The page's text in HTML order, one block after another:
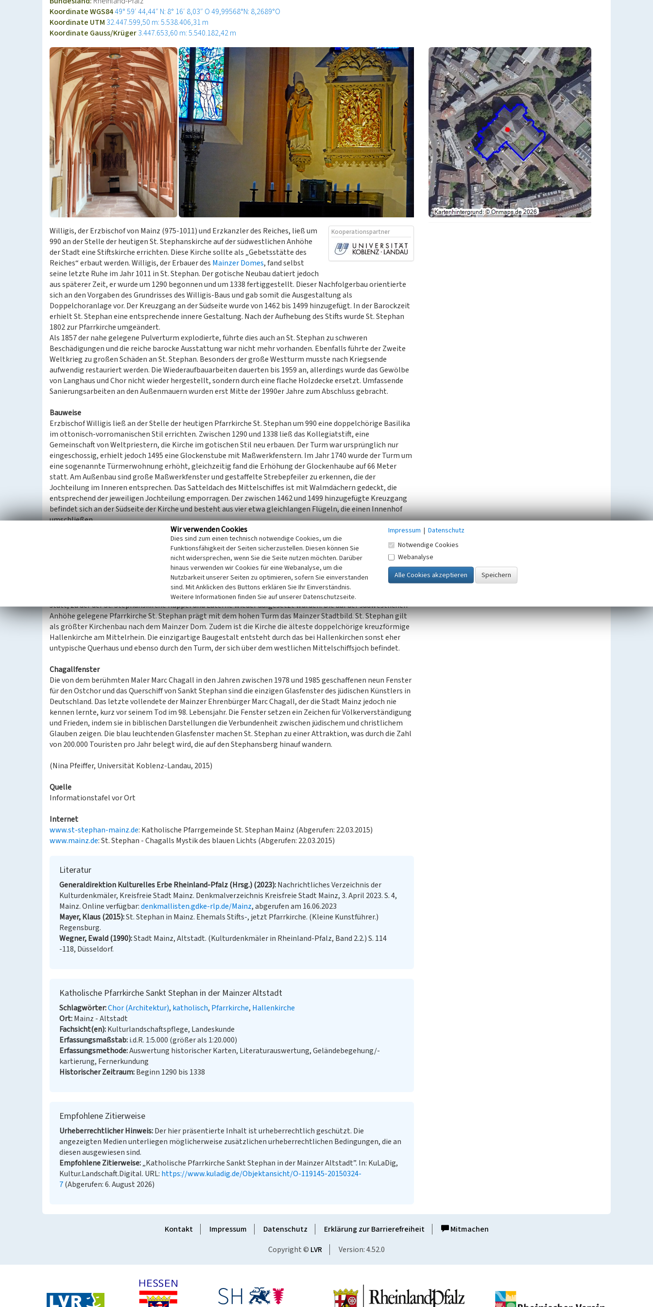
Koordinate WGS8449° 59′ 44,44″ N: 8° 16′ 8,03″ O49,99568°N: 8,2689°O
Koordinate UTM 32.447.599,50 m: 5.538.406,31 m
Koordinate Gauss/Krüger3.447.653,60 m: 5.540.182,42 m
Kooperationspartner
Willigis, der Erzbischof von Mainz (975-1011) und Erzkanzler des Reiches, ließ um
990 an der Stelle der heutigen St. Stephanskirche auf der südwestlichen Anhöhe
der Stadt eine Stiftskirche errichten. Diese Kirche sollte als „Gebetsstätte des
Reiches“ erbaut werden. Willigis, der Erbauer des Mainzer Domes, fand selbst
seine letzte Ruhe im Jahr 1011 in St. Stephan. Der gotische Neubau datiert jedoch
aus späterer Zeit, er wurde um 1290 begonnen und um 1338 fertiggestellt. Dieser Nachfolgerbau orientierte
sich an den Vorgaben des Grundrisses des Willigis-Baus und gab somit die Ausgestaltung als
Doppelchoranlage vor. Der Kreuzgang an der Südseite wurde von 1462 bis 1499 hinzugefügt. In der Barockzeit
erhielt St. Stephan eine entsprechende innere Gestaltung. Nach der Aufhebung des Stifts wurde St. Stephan
1802 zur Pfarrkirche umgeändert.
Als 1857 der nahe gelegene Pulverturm explodierte, führte dies auch an St. Stephan zu schweren
Beschädigungen und die reiche barocke Ausstattung war nicht mehr vorhanden. Ebenfalls führte der Zweite
Weltkrieg zu großen Schäden an St. Stephan. Besonders der große Westturm musste nach Kriegsende
aufwendig restauriert werden. Die Wiederaufbauarbeiten dauerten bis 1959 an, allerdings wurde das Gewölbe
von Langhaus und Chor nicht wieder hergestellt, sondern durch eine flache Holzdecke ersetzt. Umfassende
Sanierungsarbeiten an den Außenmauern wurden erst Mitte der 1990er Jahre zum Abschluss gebracht.
Bauweise
Erzbischof Willigis ließ an der Stelle der heutigen Pfarrkirche St. Stephan um 990 eine doppelchörige Basilika
im ottonisch-vorromanischen Stil errichten. Zwischen 1290 und 1338 ließ das Kollegiatstift, eine
Gemeinschaft von Weltpriestern, die Kirche im gotischen Stil neu erbauen. Der Turm war ursprünglich nur
eingeschossig, erhielt jedoch 1495 eine Glockenstube mit Maßwerkfenstern. Im Jahr 1740 wurde der Turm um
eine sogenannte Türmerwohnung erhöht, gleichzeitig fand die Erhöhung der Glockenhaube auf 66 Meter
statt. Am Außenbau sind große Maßwerkfenster und gestaffelte Strebepfeiler zu erkennen, die der
Jochteilung im Inneren entsprechen. Das Satteldach des Mittelschiffes ist mit Walmdächern gedeckt, die
entsprechend der jeweiligen Jochteilung emporragen. Der zwischen 1462 und 1499 hinzugefügte Kreuzgang
befindet sich an der Südseite der Kirche und besteht aus vier etwa gleichlangen Flügeln, die einen Innenhof
umschließen.
Die Kirche stellt sich heute als klar gegliederte gotische Hallenkirche mit drei Schiffen dar, mit Chören im
Osten und im Westen. Ein großer achteckiger Glockenturm ragt über dem Westchor. Die Wände sind in heller
Farbe gehalten, dies bildet einen guten Kontrast zu dem roten Sandstein der tragenden Architekturteile. Der
66 Meter hohe Turm des Bauwerkes stammt, Vermutungen zufolge, bis zur Höhe des Spitzbogenfrieses noch
von der Willigiskirche. 1947 wurde ein breiter Riss im Turm geschlossen. 1962 fand in Mainz die 2000-Jahr-Feier
statt, zu der der St. Stephanskirche Kuppel und Laterne wieder aufgesetzt wurden. Die auf der südwestlichen
Anhöhe gelegene Pfarrkirche St. Stephan prägt mit dem hohen Turm das Mainzer Stadtbild. St. Stephan gilt
als größter Kirchenbau nach dem Mainzer Dom. Zudem ist die Kirche die älteste doppelchörige kreuzförmige
Hallenkirche am Mittelrhein. Die einzigartige Baugestalt entsteht durch das bei Hallenkirchen sonst eher
untypische Querhaus und ebenso durch den Turm, der sich über dem westlichen Mittelschiffsjoch befindet.
Chagallfenster
Die von dem berühmten Maler Marc Chagall in den Jahren zwischen 1978 und 1985 geschaffenen neun Fenster
für den Ostchor und das Querschiff von Sankt Stephan sind die einzigen Glasfenster des jüdischen Künstlers in
Deutschland. Das letzte vollendete der Mainzer Ehrenbürger Marc Chagall, der die Stadt Mainz jedoch nie
kennen lernte, kurz vor seinem Tod im 98. Lebensjahr. Die Fenster setzen ein Zeichen für Völkerverständigung
und Frieden, indem sie in biblischen Darstellungen die Verbundenheit zwischen jüdischem und christlichem
Glauben zeigen. Die blau leuchtenden Glasfenster machen St. Stephan zu einer Attraktion, was durch die Zahl
von 200.000 Touristen pro Jahr belegt wird, die auf den Stephansberg hinauf wandern.
(Nina Pfeiffer, Universität Koblenz-Landau, 2015)
Quelle
Informationstafel vor Ort
Internet
www.st-stephan-mainz.de: Katholische Pfarrgemeinde St. Stephan Mainz (Abgerufen: 22.03.2015)
www.mainz.de: St. Stephan - Chagalls Mystik des blauen Lichts (Abgerufen: 22.03.2015)
Literatur
Generaldirektion Kulturelles Erbe Rheinland-Pfalz (Hrsg.) (2023) Nachrichtliches Verzeichnis der
Kulturdenkmäler, Kreisfreie Stadt Mainz. Denkmalverzeichnis Kreisfreie Stadt Mainz, 3. April 2023. S. 4,
Mainz. Online verfügbar:denkmallisten.gdke-rlp.de/Mainz, abgerufen am 16.06.2023
Mayer, Klaus (2015) St. Stephan in Mainz. Ehemals Stifts-, jetzt Pfarrkirche. (Kleine Kunstführer.)
Regensburg.
Wegner, Ewald (1990) Stadt Mainz, Altstadt. (Kulturdenkmäler in Rheinland-Pfalz, Band 2.2.) S. 114
-118, Düsseldorf.
Katholische Pfarrkirche Sankt Stephan in der Mainzer Altstadt
Schlagwörter Chor (Architektur) katholisch Pfarrkirche Hallenkirche
Ort Mainz - Altstadt
Fachsicht(en) Kulturlandschaftspflege, Landeskunde
Erfassungsmaßstab i.d.R. 1:5.000 (größer als 1:20.000)
Erfassungsmethode Auswertung historischer Karten, Literaturauswertung, Geländebegehung/-
kartierung, Fernerkundung
Historischer Zeitraum Beginn 1290 bis 1338
Empfohlene Zitierweise
Urheberrechtlicher Hinweis Der hier präsentierte Inhalt ist urheberrechtlich geschützt. Die
angezeigten Medien unterliegen möglicherweise zusätzlichen urheberrechtlichen Bedingungen, die an
diesen ausgewiesen sind.
Empfohlene Zitierweise „Katholische Pfarrkirche Sankt Stephan in der Mainzer Altstadt”. In: KuLaDig,
Kultur.Landschaft.Digital. URL: https://www.kuladig.de/Objektansicht/O-119145-20150324-
7(Abgerufen: 6. August 2026)
Kontakt Impressum Datenschutz Erklärung zur Barrierefreiheit
Mitmachen
Copyright © LVR Version: 4.52.0
Wir verwenden Cookies
Dies sind zum einen technisch notwendige Cookies, um die
Funktionsfähigkeit der Seiten sicherzustellen. Diesen können Sie
nicht widersprechen, wenn Sie die Seite nutzen möchten. Darüber
hinaus verwenden wir Cookies für eine Webanalyse, um die
Nutzbarkeit unserer Seiten zu optimieren, sofern Sie einverstanden
sind. Mit Anklicken des Buttons erklären Sie Ihr Einverständnis.
Weitere Informationen finden Sie auf unserer Datenschutzseite.
Impressum | Datenschutz
Notwendige Cookies
Webanalyse